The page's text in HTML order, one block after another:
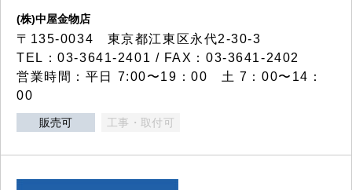
(株)中屋金物店
〒135-0034 東京都江東区永代2-30-3
TEL：03-3641-2401 / FAX：03-3641-2402
営業時間：平日 7:00〜19：00 土 7：00〜14：
00
販売可 工事・取付可